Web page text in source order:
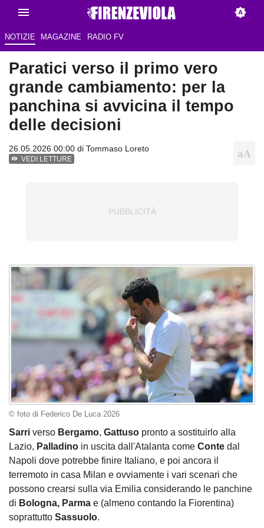
NOTIZIE MAGAZINE RADIO FV
Paratici verso il primo vero
grande cambiamento: per la
panchina si avvicina il tempo
delle decisioni
26.05.2026 00:00 di Tommaso Loreto
VEDI LETTURE
© foto di Federico De Luca 2026
Sarri verso Bergamo, Gattuso pronto a sostituirlo alla
Lazio, Palladino in uscita dall'Atalanta come Conte dal
Napoli dove potrebbe finire Italiano, e poi ancora il
terremoto in casa Milan e ovviamente i vari scenari che
possono crearsi sulla via Emilia considerando le panchine
di Bologna, Parma e (almeno contando la Fiorentina)
soprattutto Sassuolo.